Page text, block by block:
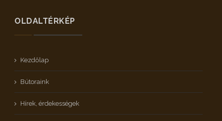
OLDALTÉRKÉP
Kezdőlap
Bútoraink
Hírek, érdekességek